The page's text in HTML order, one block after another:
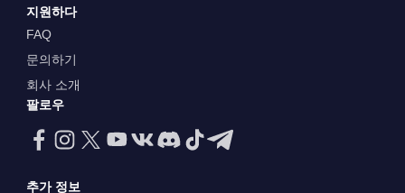
지원하다
FAQ
문의하기
회사 소개
팔로우
추가 정보